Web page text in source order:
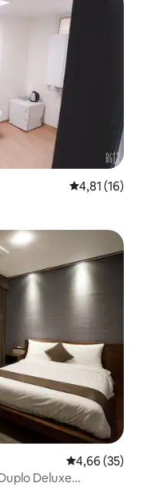
4,81 de uma
4,81 (16)
4,66 de uma
4,66 (35)
Deluxe